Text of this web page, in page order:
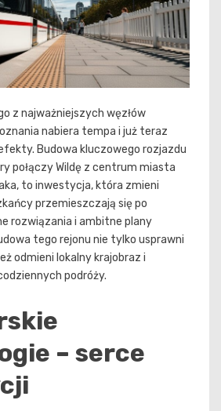
z najważniejszych węzłów
nabiera tempa i już teraz
Budowa kluczowego rozjazdu
połączy Wildę z centrum miasta
to inwestycja, która zmieni
przemieszczają się po
rozwiązania i ambitne plany
tego rejonu nie tylko usprawni
odmieni lokalny krajobraz i
podróży.
– serce